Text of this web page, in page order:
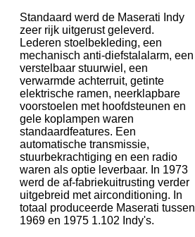
Standaard werd de Maserati Indy
zeer rijk uitgerust geleverd.
Lederen stoelbekleding, een
mechanisch anti-diefstalalarm, een
verstelbaar stuurwiel, een
verwarmde achterruit, getinte
elektrische ramen, neerklapbare
voorstoelen met hoofdsteunen en
gele koplampen waren
standaardfeatures. Een
automatische transmissie,
stuurbekrachtiging en een radio
waren als optie leverbaar. In 1973
werd de af-fabriekuitrusting verder
uitgebreid met airconditioning. In
totaal produceerde Maserati tussen
1969 en 1975 1.102 Indy's.